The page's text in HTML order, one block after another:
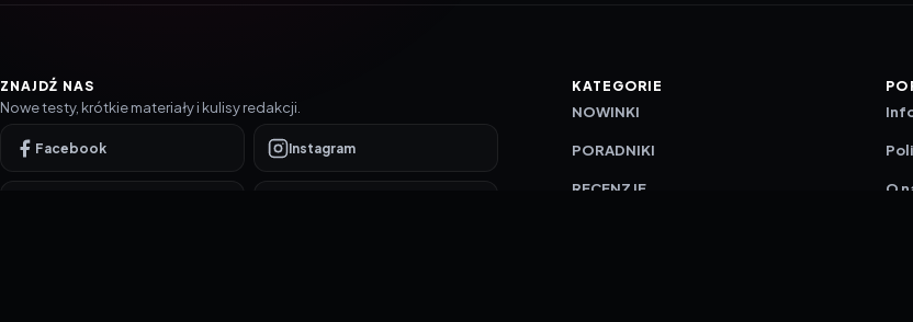
ZNAJDŹ NAS
Nowe testy, krótkie materiały i kulisy redakcji.
Facebook Instagram
KATEGORIE
NOWINKI
PORADNIKI
RECENZJE O